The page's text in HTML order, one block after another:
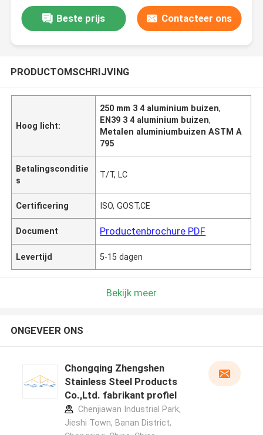
Beste prijs Contacteer ons
PRODUCTOMSCHRIJVING
Hoog licht:
250 mm 3 4 aluminium buizen,
EN39 3 4 aluminium buizen,
Metalen aluminiumbuizen ASTM A
795
Betalingsconditie
s
T/T, LC
Certificering ISO, GOST,CE
Document Productenbrochure PDF
Levertijd 5-15 dagen
Bekijk meer
ONGEVEER ONS
Chongqing Zhengshen
Stainless Steel Products
Co.,Ltd. fabrikant profiel
Chenjiawan Industrial Park,
Jieshi Town, Banan District,